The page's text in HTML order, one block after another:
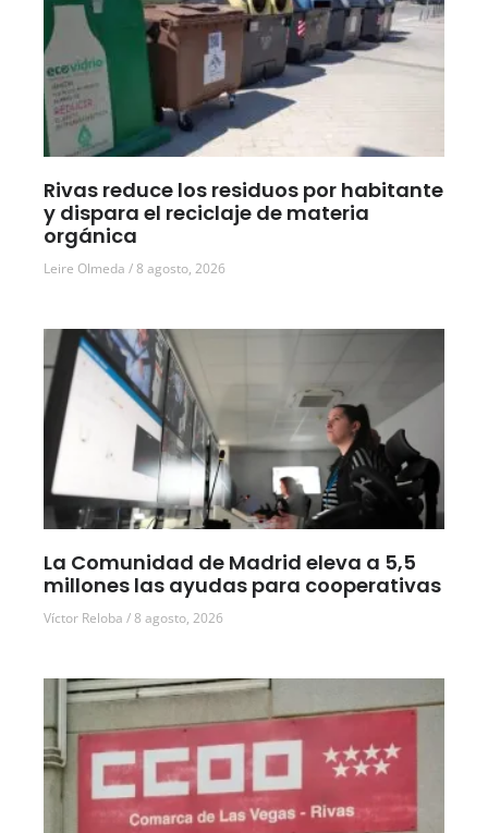
Rivas reduce los residuos por habitante
y dispara el reciclaje de materia
orgánica
Leire Olmeda 8 agosto, 2026
La Comunidad de Madrid eleva a 5,5
millones las ayudas para cooperativas
Víctor Reloba 8 agosto, 2026